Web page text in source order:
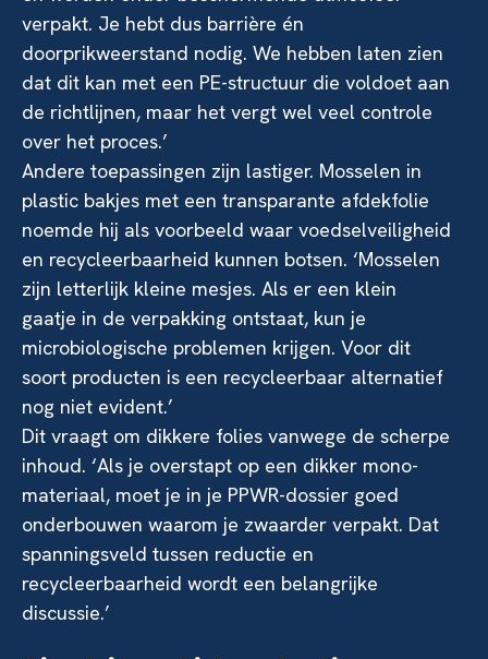
verpakt. Je hebt dus barrière én
doorprikweerstand nodig. We hebben laten zien
dat dit kan met een PE-structuur die voldoet aan
de richtlijnen, maar het vergt wel veel controle
over het proces.’
Andere toepassingen zijn lastiger. Mosselen in
plastic bakjes met een transparante afdekfolie
noemde hij als voorbeeld waar voedselveiligheid
en recycleerbaarheid kunnen botsen. ‘Mosselen
zijn letterlijk kleine mesjes. Als er een klein
gaatje in de verpakking ontstaat, kun je
microbiologische problemen krijgen. Voor dit
soort producten is een recycleerbaar alternatief
nog niet evident.’
Dit vraagt om dikkere folies vanwege de scherpe
inhoud. ‘Als je overstapt op een dikker mono-
materiaal, moet je in je PPWR-dossier goed
onderbouwen waarom je zwaarder verpakt. Dat
spanningsveld tussen reductie en
recycleerbaarheid wordt een belangrijke
discussie.’